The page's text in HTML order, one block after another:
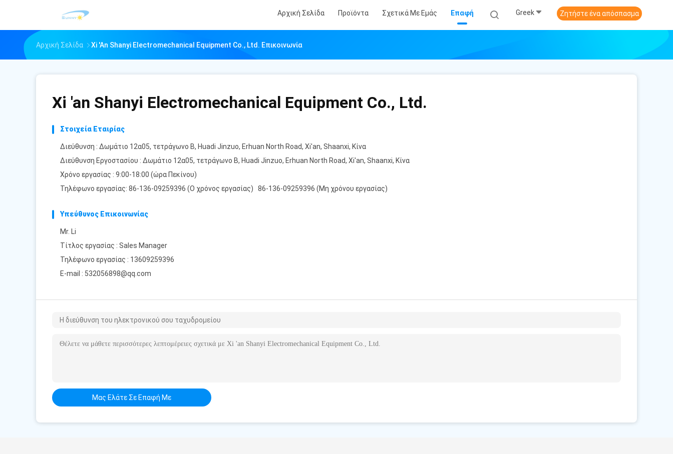
Αρχική Σελίδα Προϊόντα Σχετικά Με Εμάς Επαφή Greek Ζητήστε ένα απόσπασμα
Αρχική Σελίδα Xi 'an Shanyi Electromechanical Equipment Co., Ltd. Επικοινωνία
Xi 'an Shanyi Electromechanical Equipment Co., Ltd.
Στοιχεία Εταιρίας
Διεύθυνση : Δωμάτιο 12α05, τετράγωνο Β, Huadi Jinzuo, Erhuan North Road, Xi'an, Shaanxi, Κίνα
Διεύθυνση Εργοστασίου : Δωμάτιο 12α05, τετράγωνο Β, Huadi Jinzuo, Erhuan North Road, Xi'an, Shaanxi, Κίνα
Χρόνο εργασίας : 9:00-18:00 (ώρα Πεκίνου)
Τηλέφωνο εργασίας: 86-136-09259396 (Ο χρόνος εργασίας) 86-136-09259396 (Μη χρόνου εργασίας)
Υπεύθυνος Επικοινωνίας
Mr. Li
Τίτλος εργασίας : Sales Manager
Τηλέφωνο εργασίας : 13609259396
E-mail : 532056898@qq.com
Μας Ελάτε Σε Επαφή Με